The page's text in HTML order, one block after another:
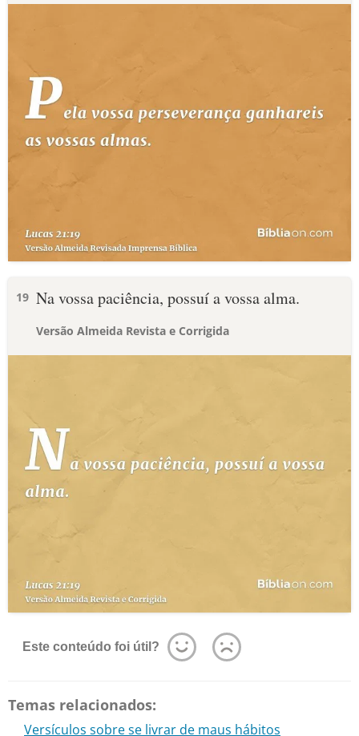
19 Na vossa paciência, possuí a vossa alma.
Versão Almeida Revista e Corrigida
Este conteúdo foi útil?
Temas relacionados:
Versículos sobre se livrar de maus hábitos